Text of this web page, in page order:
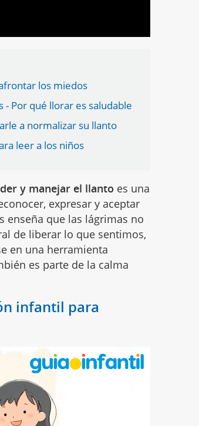
los miedos
Por qué llorar es saludable
a normalizar su llanto
leer a los niños
y manejar el llanto es una
expresar y aceptar
enseña que las lágrimas no
de liberar lo que sentimos,
en una herramienta
es parte de la calma
infantil para